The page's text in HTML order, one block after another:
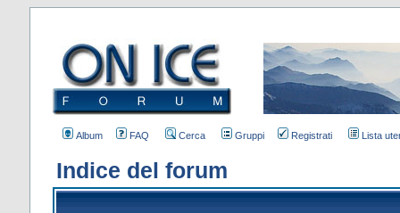
Album FAQ Cerca Gruppi Registrati Lista
Indice del forum